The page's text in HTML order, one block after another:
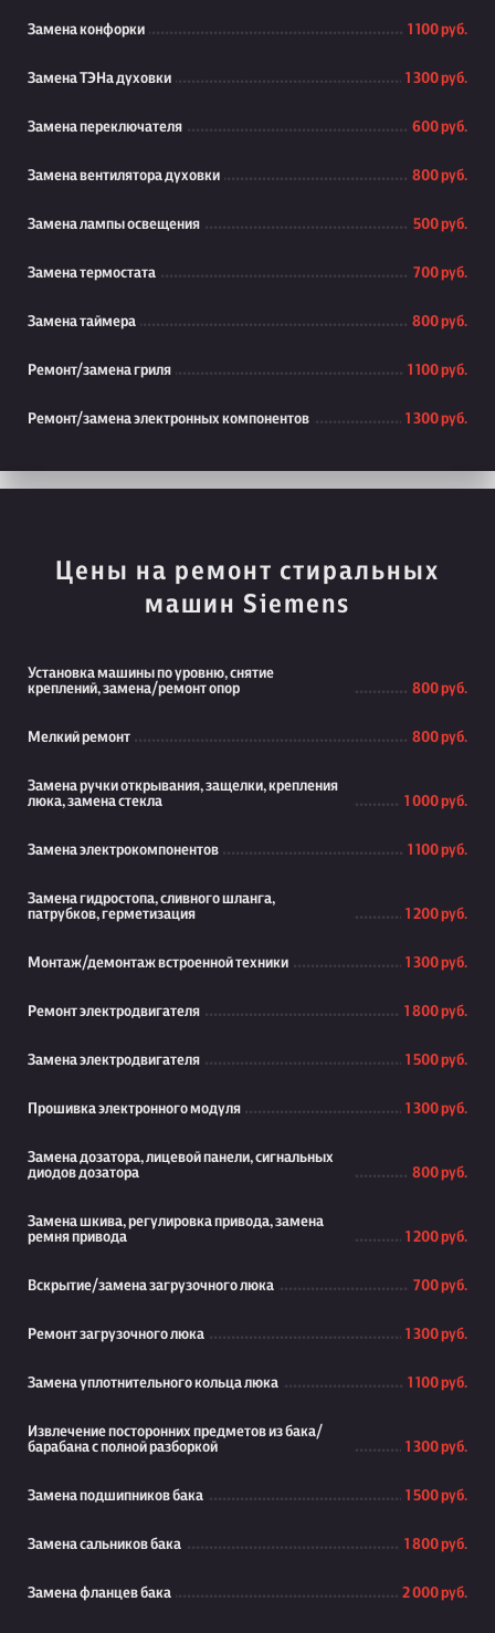
Замена конфорки 1 100 руб.
Замена ТЭНа духовки 1 300 руб.
Замена переключателя 600 руб.
Замена вентилятора духовки 800 руб.
Замена лампы освещения 500 руб.
Замена термостата 700 руб.
Замена таймера 800 руб.
Ремонт/замена гриля 1 100 руб.
Ремонт/замена электронных компонентов 1 300 руб.
Цены на ремонт стиральных
машин Siemens
Установка машины по уровню, снятие
креплений, замена/ремонт опор
800 руб.
Мелкий ремонт 800 руб.
Замена ручки открывания, защелки, крепления
люка, замена стекла
1 000 руб.
Замена электрокомпонентов 1 100 руб.
Замена гидростопа, сливного шланга,
патрубков, герметизация
1 200 руб.
Монтаж/демонтаж встроенной техники 1 300 руб.
Ремонт электродвигателя 1 800 руб.
Замена электродвигателя 1 500 руб.
Прошивка электронного модуля 1 300 руб.
Замена дозатора, лицевой панели, сигнальных
диодов дозатора
800 руб.
Замена шкива, регулировка привода, замена
ремня привода
1 200 руб.
Вскрытие/замена загрузочного люка 700 руб.
Ремонт загрузочного люка 1 300 руб.
Замена уплотнительного кольца люка 1 100 руб.
Извлечение посторонних предметов из бака/
барабана с полной разборкой
1 300 руб.
Замена подшипников бака 1 500 руб.
Замена сальников бака 1 800 руб.
Замена фланцев бака 2 000 руб.